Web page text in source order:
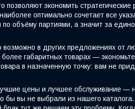
экономить стратегические
оптимально сочетает все
объёму партиями, а значит за
в других предложениях от
габаритных товарах —
в назначенную точку: вам не
цены и лучшее обслуживание —
бы вы не выбрали из нашего